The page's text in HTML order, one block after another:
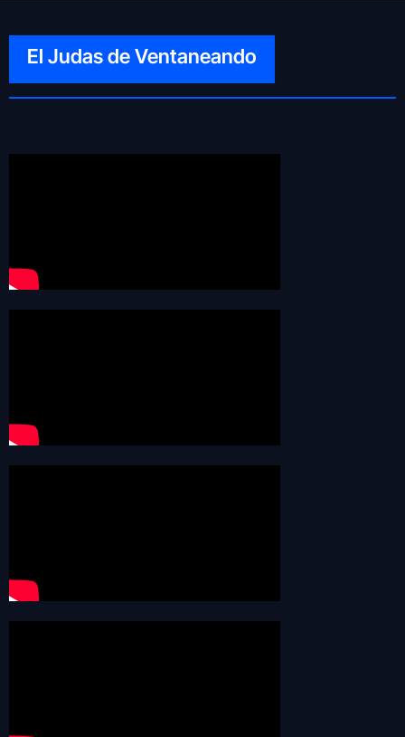
El Judas de Ventaneando